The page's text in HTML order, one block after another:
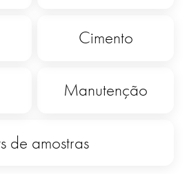
Cimento
Manutenção
de amostras